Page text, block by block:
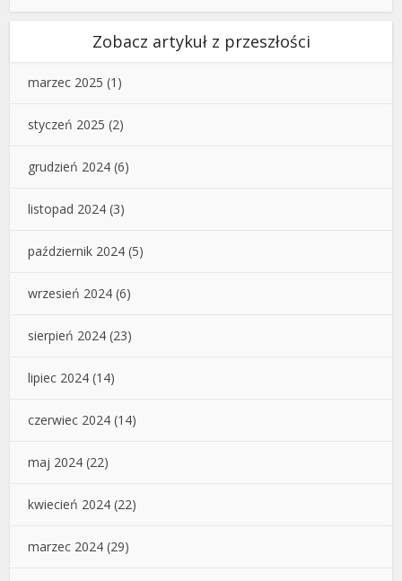
Zobacz artykuł z przeszłości
marzec 2025 (1)
styczeń 2025 (2)
grudzień 2024 (6)
listopad 2024 (3)
październik 2024 (5)
wrzesień 2024 (6)
sierpień 2024 (23)
lipiec 2024 (14)
czerwiec 2024 (14)
maj 2024 (22)
kwiecień 2024 (22)
marzec 2024 (29)